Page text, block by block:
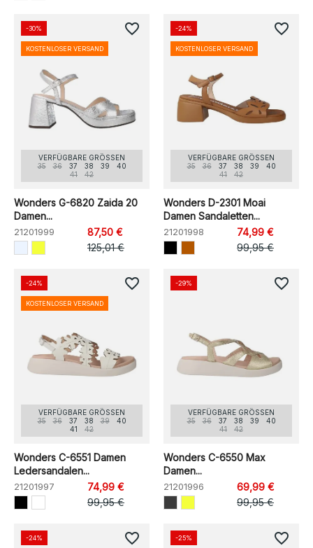
VERFÜGBARE GRÖSSEN
35
36 37 38 39
40
41
42
Wonders G-6820 Zaida 20
Damen...
21201999
87,50 €
125,01 €
-30%
KOSTENLOSER VERSAND
favorite_border
VERFÜGBARE GRÖSSEN
35
36 37 38 39
40
41
42
Wonders D-2301 Moai
Damen Sandaletten...
21201998
74,99 €
99,95 €
-24%
KOSTENLOSER VERSAND
favorite_border
VERFÜGBARE GRÖSSEN
35
36 37 38 39
40
41
42
Wonders C-6551 Damen
Ledersandalen...
21201997
74,99 €
99,95 €
-24%
KOSTENLOSER VERSAND
favorite_border
VERFÜGBARE GRÖSSEN
35
36 37 38 39
40
41
42
Wonders C-6550 Max
Damen...
21201996
69,99 €
99,95 €
-29% favorite_border
-24% favorite_border -25% favorite_border